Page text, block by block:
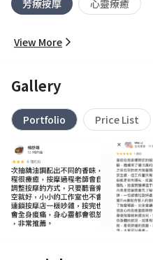
芳療按摩 心靈療癒
View More
Gallery
Portfolio Price List